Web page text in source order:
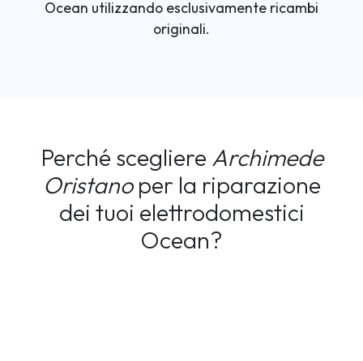
Ocean utilizzando esclusivamente ricambi
originali.
Perché scegliere Archimede
Oristanoper la riparazione
dei tuoi elettrodomestici
Ocean?